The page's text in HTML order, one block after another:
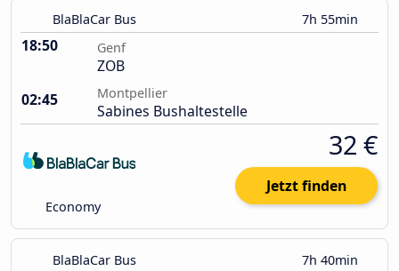
BlaBlaCar Bus 7h 55min
18:50 Genf
ZOB
02:45
Montpellier
Sabines Bushaltestelle
Economy
32 €
Jetzt finden
BlaBlaCar Bus 7h 40min